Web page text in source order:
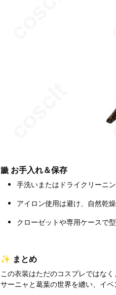
識 お手入れ＆保存
手洗いまたはドライクリーニ
アイロン使用は避け、自然乾
クローゼットや専用ケースで
✨ まとめ
この衣装はただのコスプレではなく、
サーニャと葛葉の世界を纏い、イベ